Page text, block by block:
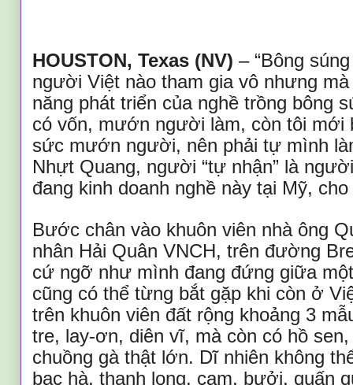
HOUSTON, Texas (NV) – “Bông
người Việt nào tham gia vô nhưng
năng phát triển của nghề trồng bông
có vốn, mướn người làm, còn tôi mới
sức mướn người, nên phải tự mình
Nhựt Quang, người “tự nhận” là
đang kinh doanh nghề này tại Mỹ,
Bước chân vào khuôn viên nhà ông
nhân Hải Quân VNCH, trên đường
cứ ngỡ như mình đang đứng giữa
cũng có thể từng bắt gặp khi còn ở
trên khuôn viên đất rộng khoảng 3
tre, lay-ơn, diên vĩ, mà còn có hồ
chuồng gà thật lớn. Dĩ nhiên không
bạc hà, thanh long, cam, bưởi, quấn